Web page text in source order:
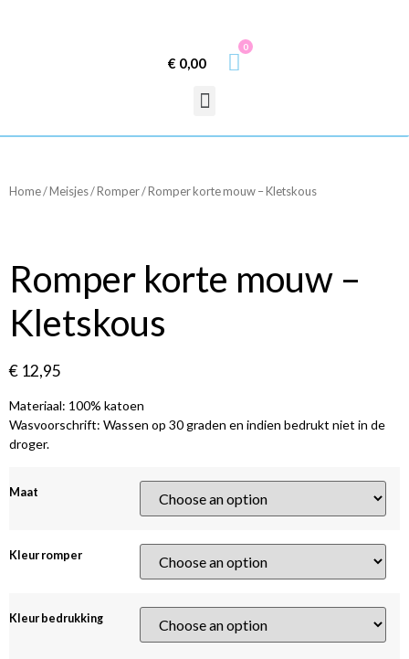
€ 0,00
0
Home/Meisjes/Romper/ Romper korte mouw – Kletskous
Romper korte mouw –
Kletskous
€ 12,95
Materiaal: 100% katoen
Wasvoorschrift: Wassen op 30 graden en indien bedrukt niet in de
droger.
Maat
Kleur romper
Kleur bedrukking